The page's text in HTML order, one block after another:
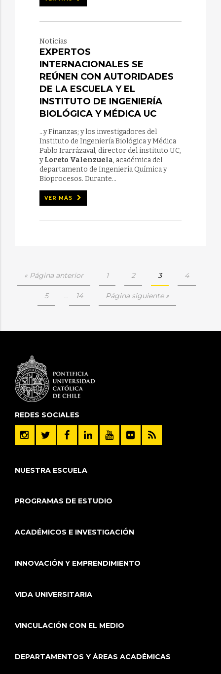
Noticias
EXPERTOS
INTERNACIONALES SE
REÚNEN CON AUTORIDADES
DE LA ESCUELA Y EL
INSTITUTO DE INGENIERÍA
BIOLÓGICA Y MÉDICA UC
...y Finanzas; y los investigadores del
Instituto de Ingeniería Biológica y Médica
Pablo Irarrázaval, director del instituto UC,
yLoreto Valenzuela, académica del
departamento de Ingeniería Química y
Bioprocesos. Durante...
VER MÁS
« Página anterior 1 2 3 4
5 … 14 Página siguiente »
REDES SOCIALES
NUESTRA ESCUELA
PROGRAMAS DE ESTUDIO
ACADÉMICOS E INVESTIGACIÓN
INNOVACIÓN Y EMPRENDIMIENTO
VIDA UNIVERSITARIA
VINCULACIÓN CON EL MEDIO
DEPARTAMENTOS Y ÁREAS ACADÉMICAS